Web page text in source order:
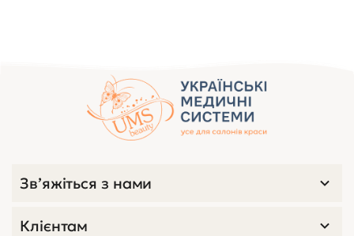
Зв’яжіться з нами
Клієнтам